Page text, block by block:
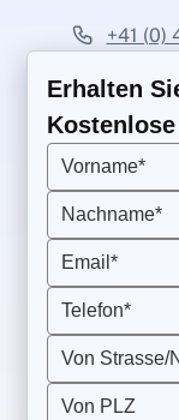
+41 (0)
Erhalten
Vorname*
Nachname*
Email*
Telefon*
Von Strasse/
Von PLZ